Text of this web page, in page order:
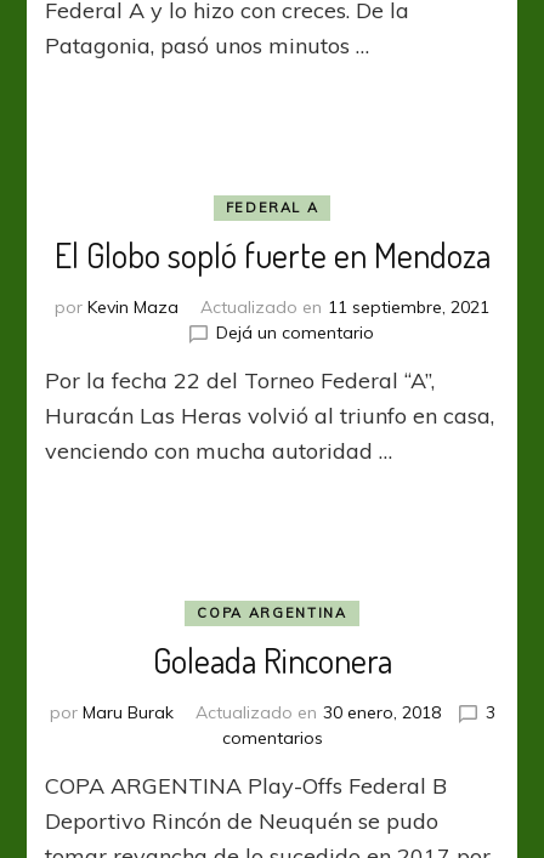
Arsenal
cara
Federal A y lo hizo con creces. De la
Patagonia, pasó unos minutos …
FEDERAL A
El Globo sopló fuerte en Mendoza
por Kevin Maza Actualizado en 11 septiembre, 2021
Dejá un comentarioen
Globo
sopló
en
Por la fecha 22 del Torneo Federal “A”,
Huracán Las Heras volvió al triunfo en casa,
venciendo con mucha autoridad …
COPA ARGENTINA
Goleada Rinconera
por Maru Burak Actualizado en 30 enero, 2018
3
comentariosen
Rinconera
COPA ARGENTINA Play-Offs Federal B
Deportivo Rincón de Neuquén se pudo